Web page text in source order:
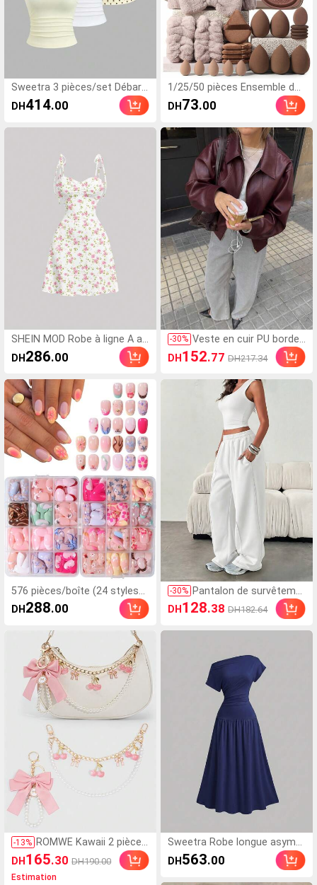
Sweetra 3 pièces/set Débard
eurs à col licou pour femme
s, mode française d'été, à poi
DH 414.00
SHEIN MOD Robe à ligne A av
ec taille froncée, nœud à l'ép
aule et imprimé floral décont
DH 286.00
576 pièces/boîte (24 styles
mixtes) Autocollants pour on
gles courts ovales à fleurs p
ocollants pour ongles courts
acryliques, faux ongles à cou
verture intégrale avec boîte d
e rangement, convient aux fe
mmes et aux filles pour la vie
quotidienne et les fêtes. Four
nitures pour les ongles
DH 288.00
-13% ROMWE Kawaii 2 pièces
Porte-clés mignons en f
orme de cerise avec nœ
ud, convient pour décor
DH 165.30 DH190.00
Estimation
1/25/50 pièces Ensemble de
pinceaux de maquillage, outil
s de beauté de maquillage mi
de pinceaux de maquillage, 1
pièce de sac de maquillage, 5
pièces d'éponges de maquilla
ge, 5 pièces de houppettes à
poudre, 5 pièces de mini épo
nges de maquillage, 5 pièces
de mini houppettes pour les
doigts, 1 pièce de bandeau, 2
pièces de bracelets, 1 pièce
d'outil de nettoyage
DH 73.00
-30% Veste en cuir PU bordea
ux pour femmes, manc
hes longues, col zippé,
nt d'extérieur, convient
pour l'automne
DH 152.77 DH217.34
-30% Pantalon de survêteme
nt décontracté ample
minimaliste de couleur
DH 128.38 DH182.64
Sweetra Robe longue asymét
rique à épaule unique de coul
eur unie élégante pour femm
DH 563.00